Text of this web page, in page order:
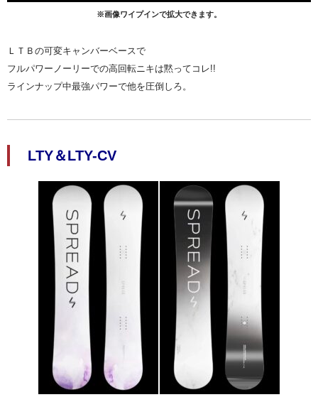
※画像ワイプインで拡大できます。
ＬＴＢの可変キャンバーベースで
フルパワーノーリーでの高回転ニキは黙ってコレ!!
ラインナップ中最強パワーで他を圧倒しろ。
LTY＆LTY-CV